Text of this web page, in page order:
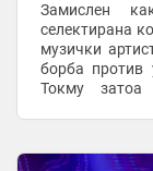
Замислен
селектирана
музички
борба против
Токму затоа